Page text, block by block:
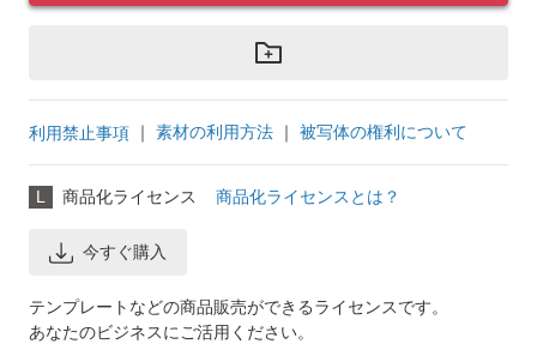
利用禁止事項 ｜ 素材の利用方法 ｜ 被写体の権利について
L 商品化ライセンス 商品化ライセンスとは？
今すぐ購入
テンプレートなどの商品販売ができるライセンスです。
あなたのビジネスにご活用ください。